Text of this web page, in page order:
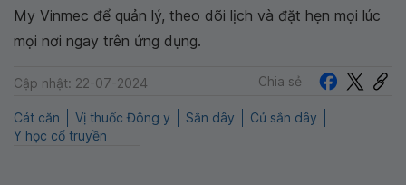
My Vinmec để quản lý, theo dõi lịch và đặt hẹn mọi lúc
mọi nơi ngay trên ứng dụng.
Cập nhật: 22-07-2024 Chia sẻ
Cát căn Vị thuốc Đông y Sắn dây
Củ sắn dây
Y học cổ truyền